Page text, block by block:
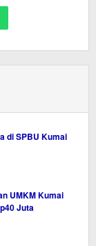
di SPBU Kumai
UMKM Kumai
Juta